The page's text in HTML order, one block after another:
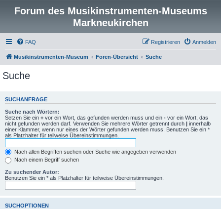
Forum des Musikinstrumenten-Museums
Markneukirchen
FAQ Anmelden
Registrieren
Musikinstrumenten-Museum Foren-Übersicht Suche
Suche
SUCHANFRAGE
Suche nach Wörtern:
Setzen Sie ein + vor ein Wort, das gefunden werden muss und ein - vor ein Wort, das
nicht gefunden werden darf. Verwenden Sie mehrere Wörter getrennt durch | innerhalb
einer Klammer, wenn nur eines der Wörter gefunden werden muss. Benutzen Sie ein *
als Platzhalter für teilweise Übereinstimmungen.
Nach allen Begriffen suchen oder Suche wie angegeben verwenden
Nach einem Begriff suchen
Zu suchender Autor:
Benutzen Sie ein * als Platzhalter für teilweise Übereinstimmungen.
SUCHOPTIONEN